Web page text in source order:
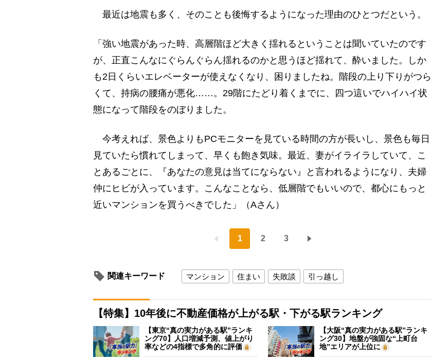
最近は地震も多く、そのことも後悔するようになった理由のひとつだという。
「強い地震があった時、高層階ほど大きく揺れるということは聞いていたのです
が、正直こんなにぐらんぐらん揺れるのかと思うほど揺れて、酔いました。しか
も2日くらいエレベーターが使えなくなり、困りましたね。階段の上り下りがつら
くて、持病の腰痛が悪化……。29階にたどり着くまでに、四つ這いでハイハイ状
態になって階段をのぼりました。
今考えれば、景色よりもPCモニターを見ている時間の方が長いし、景色も毎日
見ていたら慣れてしまって、早くも飽き気味。最近、妻がイライラしていて、こ
とあるごとに、『あなたの意見は当てにならない』と言われるようになり、夫婦
仲にヒビが入っています。こんなことなら、低層階でもいいので、都心にもっと
近いマンションを買うべきでした」（Aさん）
1 2 3
関連キーワード マンション 住まい 失敗談 引っ越し
【特集】10年後に不動産価格が上がる駅・下がる駅ランキング
【東京“真の実力がある駅”ランキ
ング70】人口増減予測、値上がり
率などの4指標で多角的に評価
【大阪“真の実力がある駅”ランキ
ング30】地盤が強固な“上町台
地”エリアが上位に